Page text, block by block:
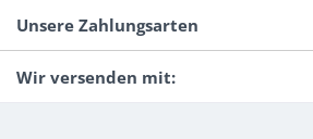
Unsere Zahlungsarten
Wir versenden mit: